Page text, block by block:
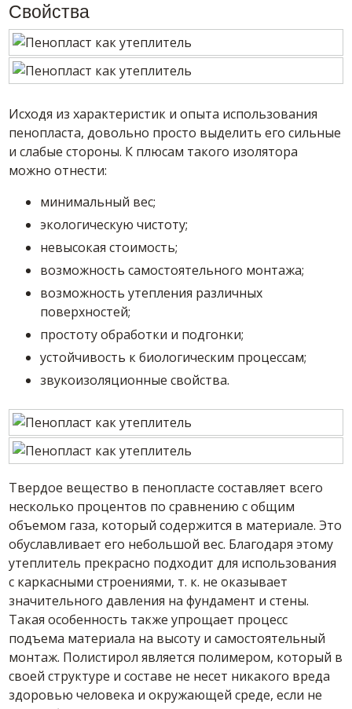
Свойства
Исходя из характеристик и опыта использования
пенопласта, довольно просто выделить его сильные
и слабые стороны. К плюсам такого изолятора
можно отнести:
минимальный вес;
экологическую чистоту;
невысокая стоимость;
возможность самостоятельного монтажа;
возможность утепления различных
поверхностей;
простоту обработки и подгонки;
устойчивость к биологическим процессам;
звукоизоляционные свойства.
Твердое вещество в пенопласте составляет всего
несколько процентов по сравнению с общим
объемом газа, который содержится в материале. Это
обуславливает его небольшой вес. Благодаря этому
утеплитель прекрасно подходит для использования
с каркасными строениями, т. к. не оказывает
значительного давления на фундамент и стены.
Такая особенность также упрощает процесс
подъема материала на высоту и самостоятельный
монтаж. Полистирол является полимером, который в
своей структуре и составе не несет никакого вреда
здоровью человека и окружающей среде, если не